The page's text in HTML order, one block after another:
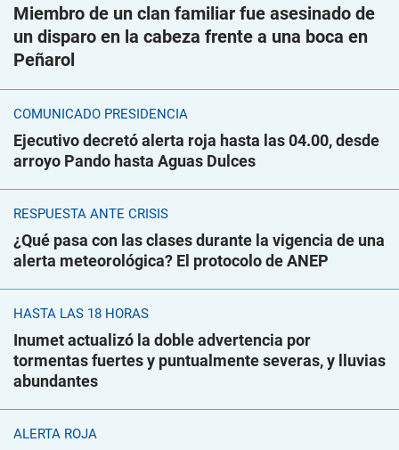
Miembro de un clan familiar fue asesinado de
un disparo en la cabeza frente a una boca en
Peñarol
COMUNICADO PRESIDENCIA
Ejecutivo decretó alerta roja hasta las 04.00, desde
arroyo Pando hasta Aguas Dulces
RESPUESTA ANTE CRISIS
¿Qué pasa con las clases durante la vigencia de una
alerta meteorológica? El protocolo de ANEP
HASTA LAS 18 HORAS
Inumet actualizó la doble advertencia por
tormentas fuertes y puntualmente severas, y lluvias
abundantes
ALERTA ROJA